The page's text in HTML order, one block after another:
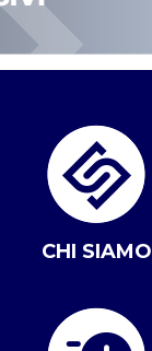
CHI SIAMO